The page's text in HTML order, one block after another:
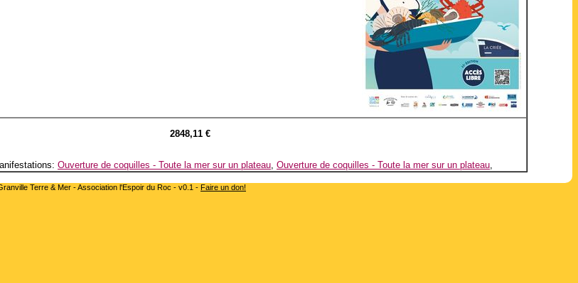
2848,11 €
Ouverture de coquilles - Toute la mer sur un plateau Ouverture de coquilles - Toute la mer sur un plateau
Terre & Mer - Association l'Espoir du Roc - v0.1 - Faire un don!